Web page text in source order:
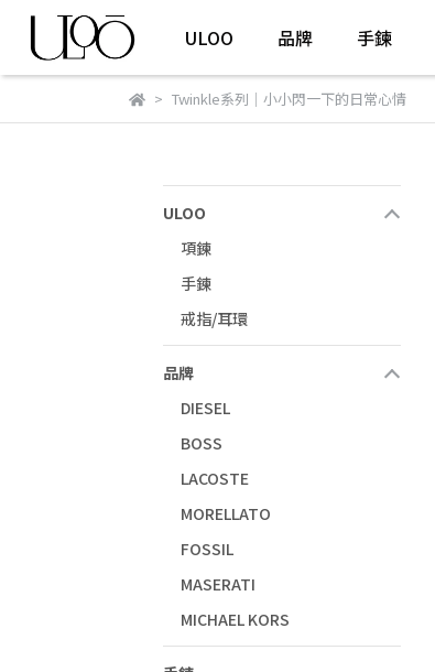
ULOO 品牌 手鍊
Twinkle系列｜小小閃一下的日常心情
ULOO
項鍊
手鍊
戒指/耳環
品牌
DIESEL
BOSS
LACOSTE
MORELLATO
FOSSIL
MASERATI
MICHAEL KORS